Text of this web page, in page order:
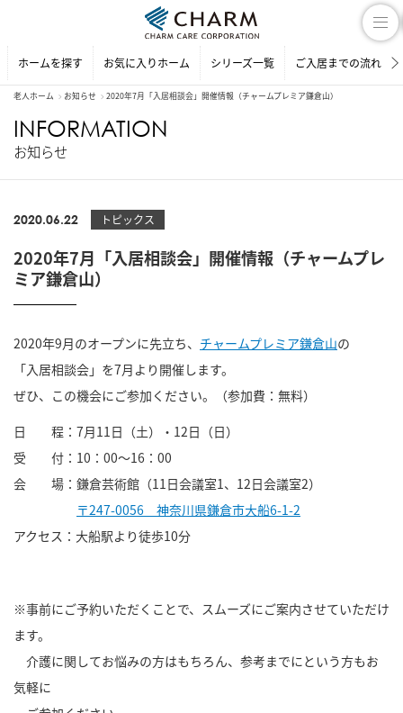
ホームを探す お気に入りホーム シリーズ一覧 ご入居までの流れ
老人ホーム お知らせ 2020年7月「入居相談会」開催情報（チャームプレミア鎌倉山）
INFORMATION
お知らせ
2020.06.22 トピックス
2020年7月「入居相談会」開催情報（チャームプレ
ミア鎌倉山）
2020年9月のオープンに先立ち、 チャームプレミア鎌倉山の
「入居相談会」を7月より開催します。
ぜひ、この機会にご参加ください。（参加費：無料）
日 程：7月11日（土）・12日（日）
受 付：10：00～16：00
会 場：鎌倉芸術館（11日会議室1、12日会議室2）
〒247-0056 神奈川県鎌倉市大船6-1-2
アクセス：大船駅より徒歩10分
※事前にご予約いただくことで、スムーズにご案内させていただけ
ます。
介護に関してお悩みの方はもちろん、参考までにという方もお
気軽に